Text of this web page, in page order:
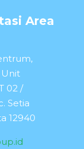
Area
Unit
02 /
Setia
12940